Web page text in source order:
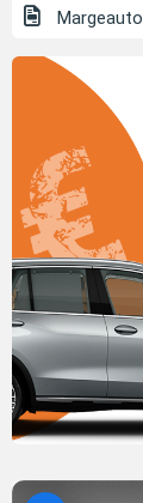
Margeauto